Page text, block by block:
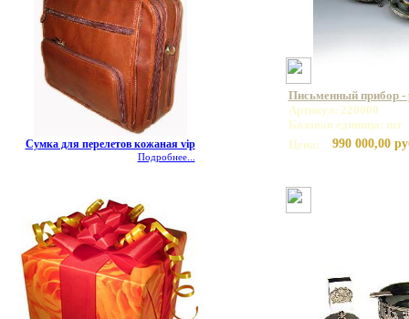
Сумка для перелетов кожаная vip
Подробнее...
Письменный прибор -
Артикул: 220000
Базовая единица: шт
Цена:
990 000,00